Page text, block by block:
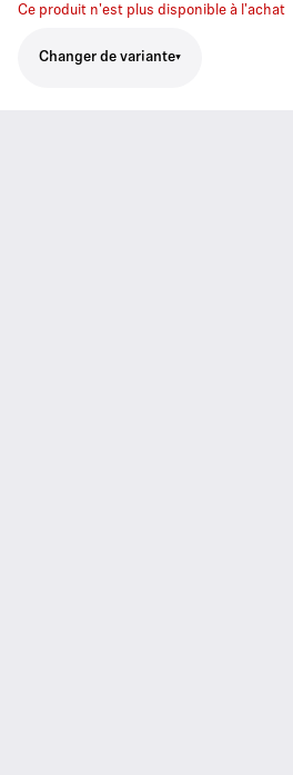
Ce produit n'est plus disponible à l'achat
Changer de variante